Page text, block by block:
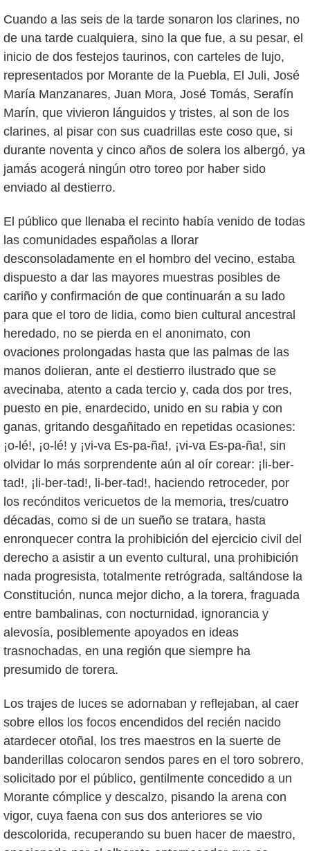
Cuando a las seis de la tarde sonaron los clarines, no
de una tarde cualquiera, sino la que fue, a su pesar, el
inicio de dos festejos taurinos, con carteles de lujo,
representados por Morante de la Puebla, El Juli, José
María Manzanares, Juan Mora, José Tomás, Serafín
Marín, que vivieron lánguidos y tristes, al son de los
clarines, al pisar con sus cuadrillas este coso que, si
durante noventa y cinco años de solera los albergó, ya
jamás acogerá ningún otro toreo por haber sido
enviado al destierro.
El público que llenaba el recinto había venido de todas
las comunidades españolas a llorar
desconsoladamente en el hombro del vecino, estaba
dispuesto a dar las mayores muestras posibles de
cariño y confirmación de que continuarán a su lado
para que el toro de lidia, como bien cultural ancestral
heredado, no se pierda en el anonimato, con
ovaciones prolongadas hasta que las palmas de las
manos dolieran, ante el destierro ilustrado que se
avecinaba, atento a cada tercio y, cada dos por tres,
puesto en pie, enardecido, unido en su rabia y con
ganas, gritando desgañitado en repetidas ocasiones:
¡o-lé!, ¡o-lé! y ¡vi-va Es-pa-ña!, ¡vi-va Es-pa-ña!, sin
olvidar lo más sorprendente aún al oír corear: ¡li-ber-
tad!, ¡li-ber-tad!, li-ber-tad!, haciendo retroceder, por
los recónditos vericuetos de la memoria, tres/cuatro
décadas, como si de un sueño se tratara, hasta
enronquecer contra la prohibición del ejercicio civil del
derecho a asistir a un evento cultural, una prohibición
nada progresista, totalmente retrógrada, saltándose la
Constitución, nunca mejor dicho, a la torera, fraguada
entre bambalinas, con nocturnidad, ignorancia y
alevosía, posiblemente apoyados en ideas
trasnochadas, en una región que siempre ha
presumido de torera.
Los trajes de luces se adornaban y reflejaban, al caer
sobre ellos los focos encendidos del recién nacido
atardecer otoñal, los tres maestros en la suerte de
banderillas colocaron sendos pares en el toro sobrero,
solicitado por el público, gentilmente concedido a un
Morante cómplice y descalzo, pisando la arena con
vigor, cuya faena con sus dos anteriores se vio
descolorida, recuperando su buen hacer de maestro,